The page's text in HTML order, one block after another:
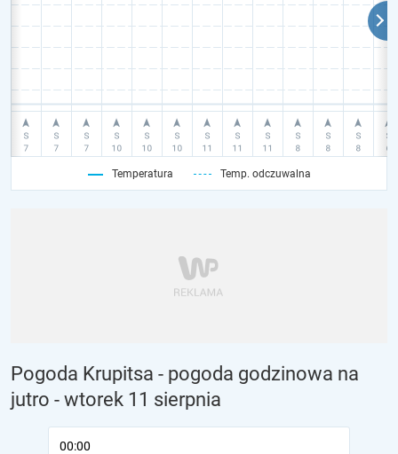
Temperatura Temp. odczuwalna
Pogoda Krupitsa - pogoda godzinowa na
jutro - wtorek 11 sierpnia
00:00